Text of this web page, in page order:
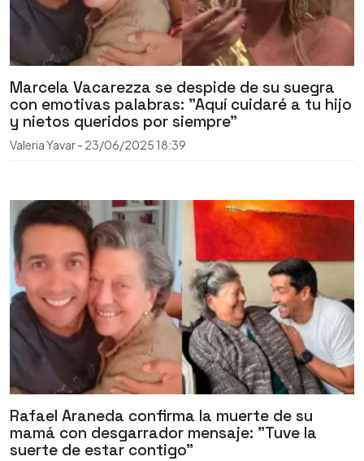
Marcela Vacarezza se despide de su suegra
con emotivas palabras: "Aquí cuidaré a tu hijo
y nietos queridos por siempre"
Valeria Yavar- 23/06/2025 18:39
Rafael Araneda confirma la muerte de su
mamá con desgarrador mensaje: "Tuve la
suerte de estar contigo"